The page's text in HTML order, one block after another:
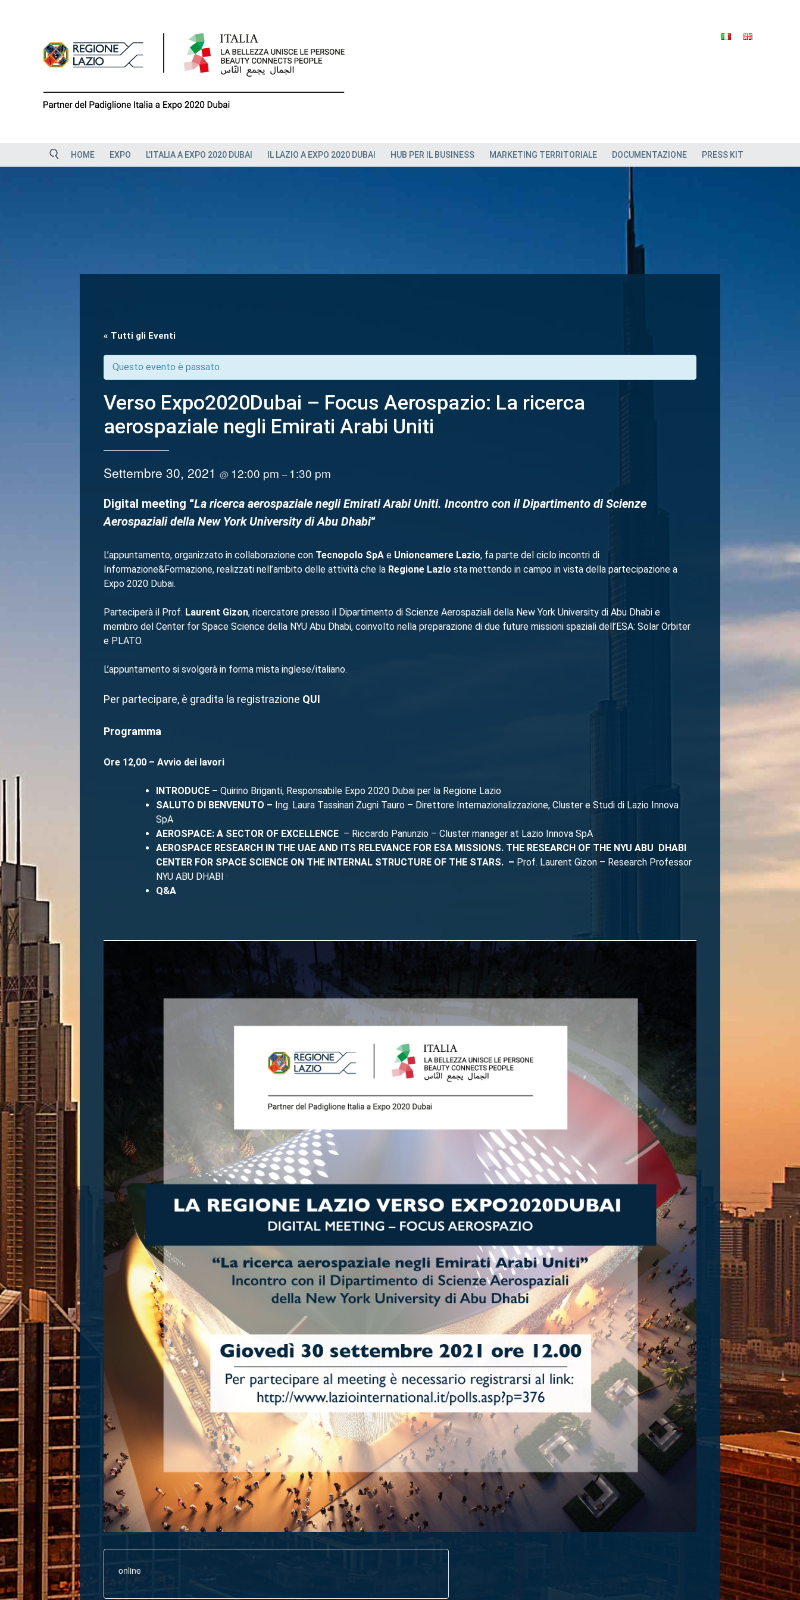
HOME EXPO L’ITALIA A EXPO 2020 DUBAI IL LAZIO A EXPO 2020 DUBAI HUB PER IL BUSINESS MARKETING TERRITORIALE DOCUMENTAZIONE PRESS KIT
« Tutti gli Eventi
Questo evento è passato.
Verso Expo2020Dubai – Focus Aerospazio: La ricerca
aerospaziale negli Emirati Arabi Uniti
Settembre 30, 2021@ 12:00 pm– 1:30 pm
Digital meeting “La ricerca aerospaziale negli Emirati Arabi Uniti. Incontro con il Dipartimento di Scienze
Aerospaziali della New York University di Abu Dhabi“
L’appuntamento, organizzato in collaborazione con Tecnopolo SpA e Unioncamere Lazio, fa parte del ciclo incontri di
Informazione&Formazione, realizzati nell’ambito delle attività che la Regione Lazio sta mettendo in campo in vista della partecipazione a
Expo 2020 Dubai.
Parteciperà il Prof. Laurent Gizon, ricercatore presso il Dipartimento di Scienze Aerospaziali della New York University di Abu Dhabi e
membro del Center for Space Science della NYU Abu Dhabi, coinvolto nella preparazione di due future missioni spaziali dell’ESA: Solar Orbiter
e PLATO.
L’appuntamento si svolgerà in forma mista inglese/italiano.
Per partecipare, è gradita la registrazione QUI
Programma
Ore 12,00 – Avvio dei lavori
INTRODUCE –Quirino Briganti, Responsabile Expo 2020 Dubai per la Regione Lazio
SALUTO DI BENVENUTO – Ing. Laura Tassinari Zugni Tauro – Direttore Internazionalizzazione, Cluster e Studi di Lazio Innova
SpA
AEROSPACE: A SECTOR OF EXCELLENCE – Riccardo Panunzio – Cluster manager at Lazio Innova SpA
AEROSPACE RESEARCH IN THE UAE AND ITS RELEVANCE FOR ESA MISSIONS. THE RESEARCH OF THE NYU ABU DHABI
CENTER FOR SPACE SCIENCE ON THE INTERNAL STRUCTURE OF THE STARS. – Prof. Laurent Gizon – Research Professor
NYU ABU DHABI ·
Q&A
online